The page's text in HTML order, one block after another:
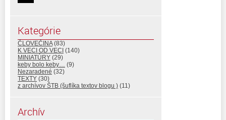
Kategórie
ČLOVEČINA(83)
K VECI OD VECI (140)
MINIATÚRY (29)
keby bolo keby… (9)
Nezaradené (32)
TEXTY (30)
z archívov ŠTB (šuflíka textov blogu ) (11)
Archív